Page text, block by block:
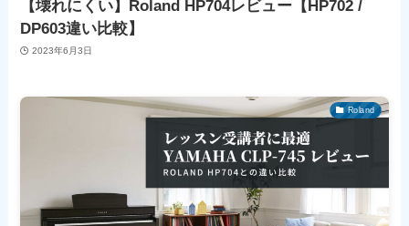
【壊れにくい】Roland HP704レビュー【HP702 /
DP603違い比較】
2023年6月3日
Roland